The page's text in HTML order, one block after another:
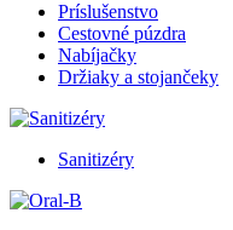
Príslušenstvo
Cestovné púzdra
Nabíjačky
Držiaky a stojančeky
Sanitizéry